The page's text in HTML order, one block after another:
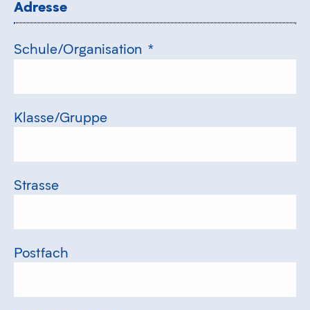
Adresse
Schule/Organisation *
Klasse/Gruppe
Strasse
Postfach